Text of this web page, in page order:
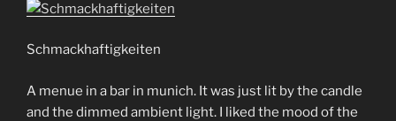
Schmackhaftigkeiten
A menue in a bar in munich. It was just lit by the candle
and the dimmed ambient light. I liked the mood of the